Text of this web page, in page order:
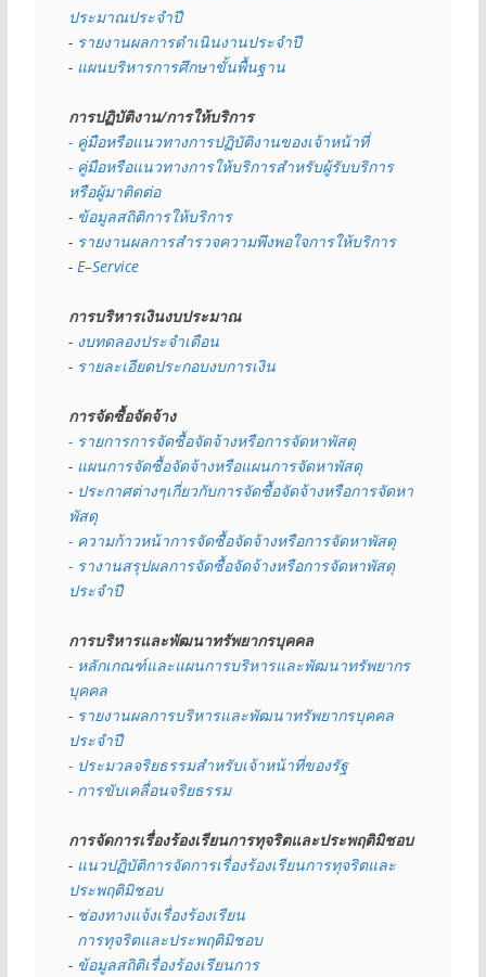
ประมาณประจำปี
- รายงานผลการดำเนินงานประจำปี
- แผนบริหารการศึกษาขั้นพื้นฐาน
การปฏิบัติงาน/การให้บริการ
- คู่มือหรือแนวทางการปฏิบัติงานของเจ้าหน้าที่
- คู่มือหรือแนวทางการให้บริการสำหรับผู้รับบริการ
หรือผู้มาติดต่อ
- ข้อมูลสถิติการให้บริการ
- รายงานผลการสำรวจความพึงพอใจการให้บริการ
- E–Service
การบริหารเงินงบประมาณ
- งบทดลองประจำเดือน
- รายละเอียดประกอบงบการเงิน
การจัดซื้อจัดจ้าง
- รายการการจัดซื้อจัดจ้างหรือการจัดหาพัสดุ
- แผนการจัดซื้อจัดจ้างหรือแผนการจัดหาพัสดุ
- ประกาศต่างๆเกี่ยวกับการจัดซื้อจัดจ้างหรือการจัดหา
พัสดุ
- ความก้าวหน้าการจัดซื้อจัดจ้างหรือการจัดหาพัสดุ
- รางานสรุปผลการจัดซื้อจัดจ้างหรือการจัดหาพัสดุ
ประจำปี
การบริหารและพัฒนาทรัพยากรบุคคล
- หลักเกณฑ์และแผนการบริหารและพัฒนาทรัพยากร
บุคคล
- รายงานผลการบริหารและพัฒนาทรัพยากรบุคคล
ประจำปี
- ประมวลจริยธรรมสำหรับเจ้าหน้าที่ของรัฐ
- การขับเคลื่อนจริยธรรม
การจัดการเรื่องร้องเรียนการทุจริตและประพฤติมิชอบ
- แนวปฏิบัติการจัดการเรื่องร้องเรียนการทุจริตและ
ประพฤติมิชอบ
- ช่องทางแจ้งเรื่องร้องเรียน
  การทุจริตและประพฤติมิชอบ
- ข้อมูลสถิติเรื่องร้องเรียนการ